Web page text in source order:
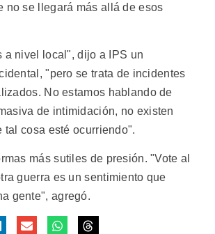
no se llegará más allá de esos
a nivel local", dijo a IPS un
"pero se trata de incidentes
No estamos hablando de
de intimidación, no existen
tal cosa esté ocurriendo".
más sutiles de presión. "Vote al
guerra es un sentimiento que
gente", agregó.